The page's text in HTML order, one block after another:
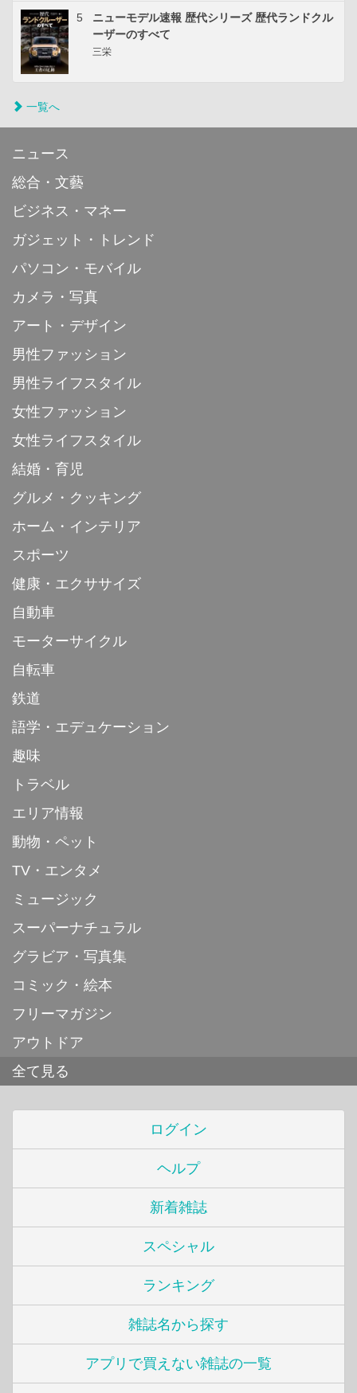
5
ニューモデル速報 歴代シリーズ 歴代ランドクル
ーザーのすべて
三栄
一覧へ
ニュース
総合・文藝
ビジネス・マネー
ガジェット・トレンド
パソコン・モバイル
カメラ・写真
アート・デザイン
男性ファッション
男性ライフスタイル
女性ファッション
女性ライフスタイル
結婚・育児
グルメ・クッキング
ホーム・インテリア
スポーツ
健康・エクササイズ
自動車
モーターサイクル
自転車
鉄道
語学・エデュケーション
趣味
トラベル
エリア情報
動物・ペット
TV・エンタメ
ミュージック
スーパーナチュラル
グラビア・写真集
コミック・絵本
フリーマガジン
アウトドア
全て見る
ログイン
ヘルプ
新着雑誌
スペシャル
ランキング
雑誌名から探す
アプリで買えない雑誌の一覧